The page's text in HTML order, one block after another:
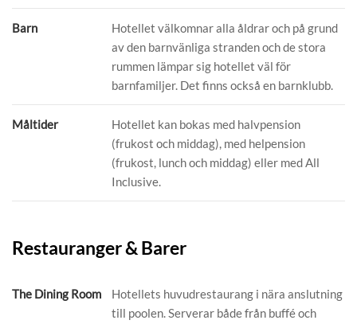
Barn
Hotellet välkomnar alla åldrar och på grund
av den barnvänliga stranden och de stora
rummen lämpar sig hotellet väl för
barnfamiljer. Det finns också en barnklubb.
Måltider
Hotellet kan bokas med halvpension
(frukost och middag), med helpension
(frukost, lunch och middag) eller med All
Inclusive.
Restauranger & Barer
The Dining Room
Hotellets huvudrestaurang i nära anslutning
till poolen. Serverar både från buffé och